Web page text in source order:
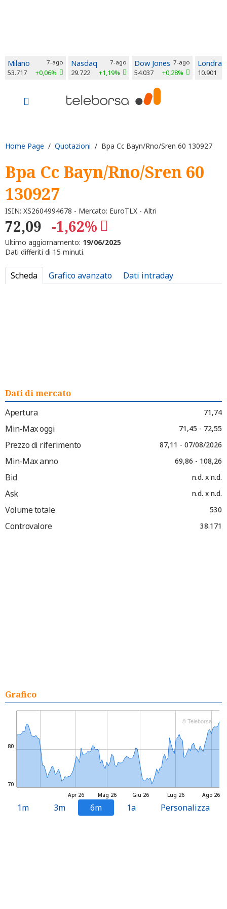
Milano 7-ago
53.717 +0,06%
Nasdaq 7-ago
29.722 +1,19%
Dow Jones 7-ago
54.037 +0,28%
Londra
10.901
Home Page / Quotazioni / Bpa Cc Bayn/Rno/Sren 60 130927
Bpa Cc Bayn/Rno/Sren 60
130927
ISIN: XS2604994678 - Mercato: EuroTLX - Altri
72,09 -1,62%
Ultimo aggiornamento: 19/06/2025
Dati differiti di 15 minuti.
Scheda Grafico avanzato Dati intraday
Dati di mercato
Apertura
71,74
Min-Max oggi 71,45 - 72,55
Prezzo di riferimento 87,11 - 07/08/2026
Min-Max anno 69,86 - 108,26
Bid n.d. x n.d.
Ask n.d. x n.d.
Volume totale 530
Controvalore 38.171
Grafico
Mag 26 Lug 26
Apr 26 Giu 26 Ago 26
70
80
© Teleborsa
1m 3m 6m 1a Personalizza